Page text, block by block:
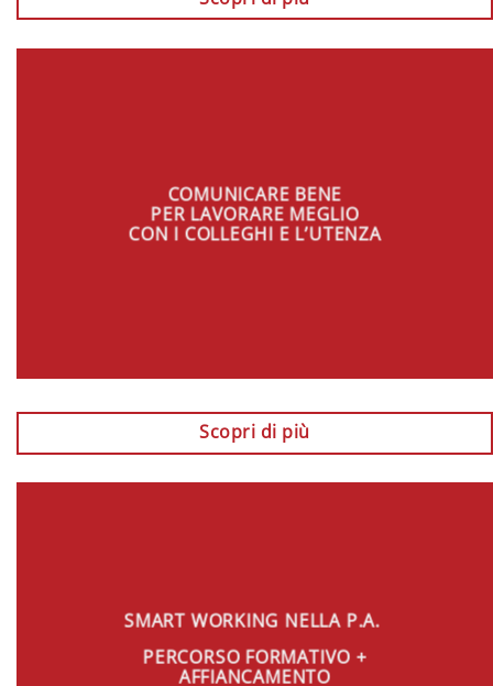
COMUNICARE BENE
PER LAVORARE MEGLIO
CON I COLLEGHI E L’UTENZA
Scopri di più
SMART WORKING NELLA P.A.
PERCORSO FORMATIVO +
AFFIANCAMENTO